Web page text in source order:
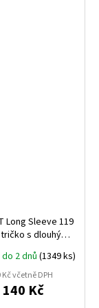
Long Sleeve 119
s dlouhým
160 g, 100%
střih,
pro potisk
2 dnů (1349 ks)
Kč včetně DPH
140 Kč